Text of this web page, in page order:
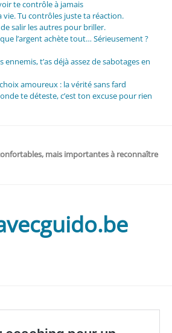
te contrôle à jamais
vie. Tu contrôles juste ta réaction.
de salir les autres pour briller.
l’argent achète tout… Sérieusement ?
t’as déjà assez de sabotages en
amoureux : la vérité sans fard
te déteste, c’est ton excuse pour rien
mais importantes à reconnaître